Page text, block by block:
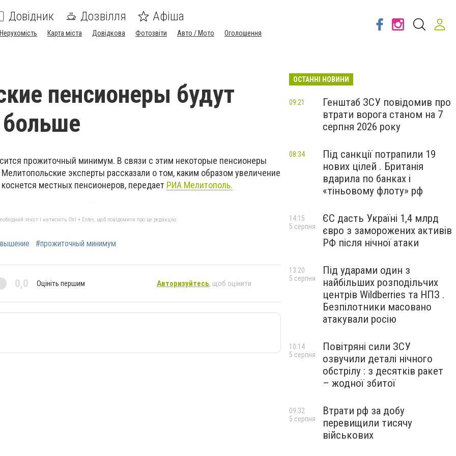
Довідник Дозвілля Афіша
Нерухомість Карта міста Довідкова Фотозвіти Авто / Мото Оголошення
пенсионеры будут
больше
прожиточный минимум. В связи с этим некоторые пенсионеры
эксперты рассказали о том, каким образом увеличение
местных пенсионеров, передает РИА Мелитополь.
текст і натисніть Ctrl + Enter, щоб повідомити про це редакцію
#прожиточный минимум
0,0 Оцініть першим Авторизуйтесь, щоб оцінити
ОСТАННІ НОВИНИ
Генштаб ЗСУ повідомив про
втрати ворога станом на 7
серпня 2026 року
09:21
Під санкції потрапили 19
нових цілей . Британія
вдарила по банках і
«тіньовому флоту» рф
08:34
ЄС дасть Україні 1,4 млрд
євро з заморожених активів
РФ після нічної атаки
14:15
5 серпня
Під ударами один з
найбільших розподільчих
центрів Wildberries та НПЗ .
Безпілотники масовано
атакували росію
13:20
5 серпня
Повітряні сили ЗСУ
озвучили деталі нічного
обстрілу : з десятків ракет
– жодної збитої
10:14
5 серпня
Втрати рф за добу
перевищили тисячу
військових
09:32
5 серпня